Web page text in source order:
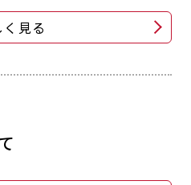
休会お手続き
アクセス
WEBで入会来店予約
料金のご案内
く見る